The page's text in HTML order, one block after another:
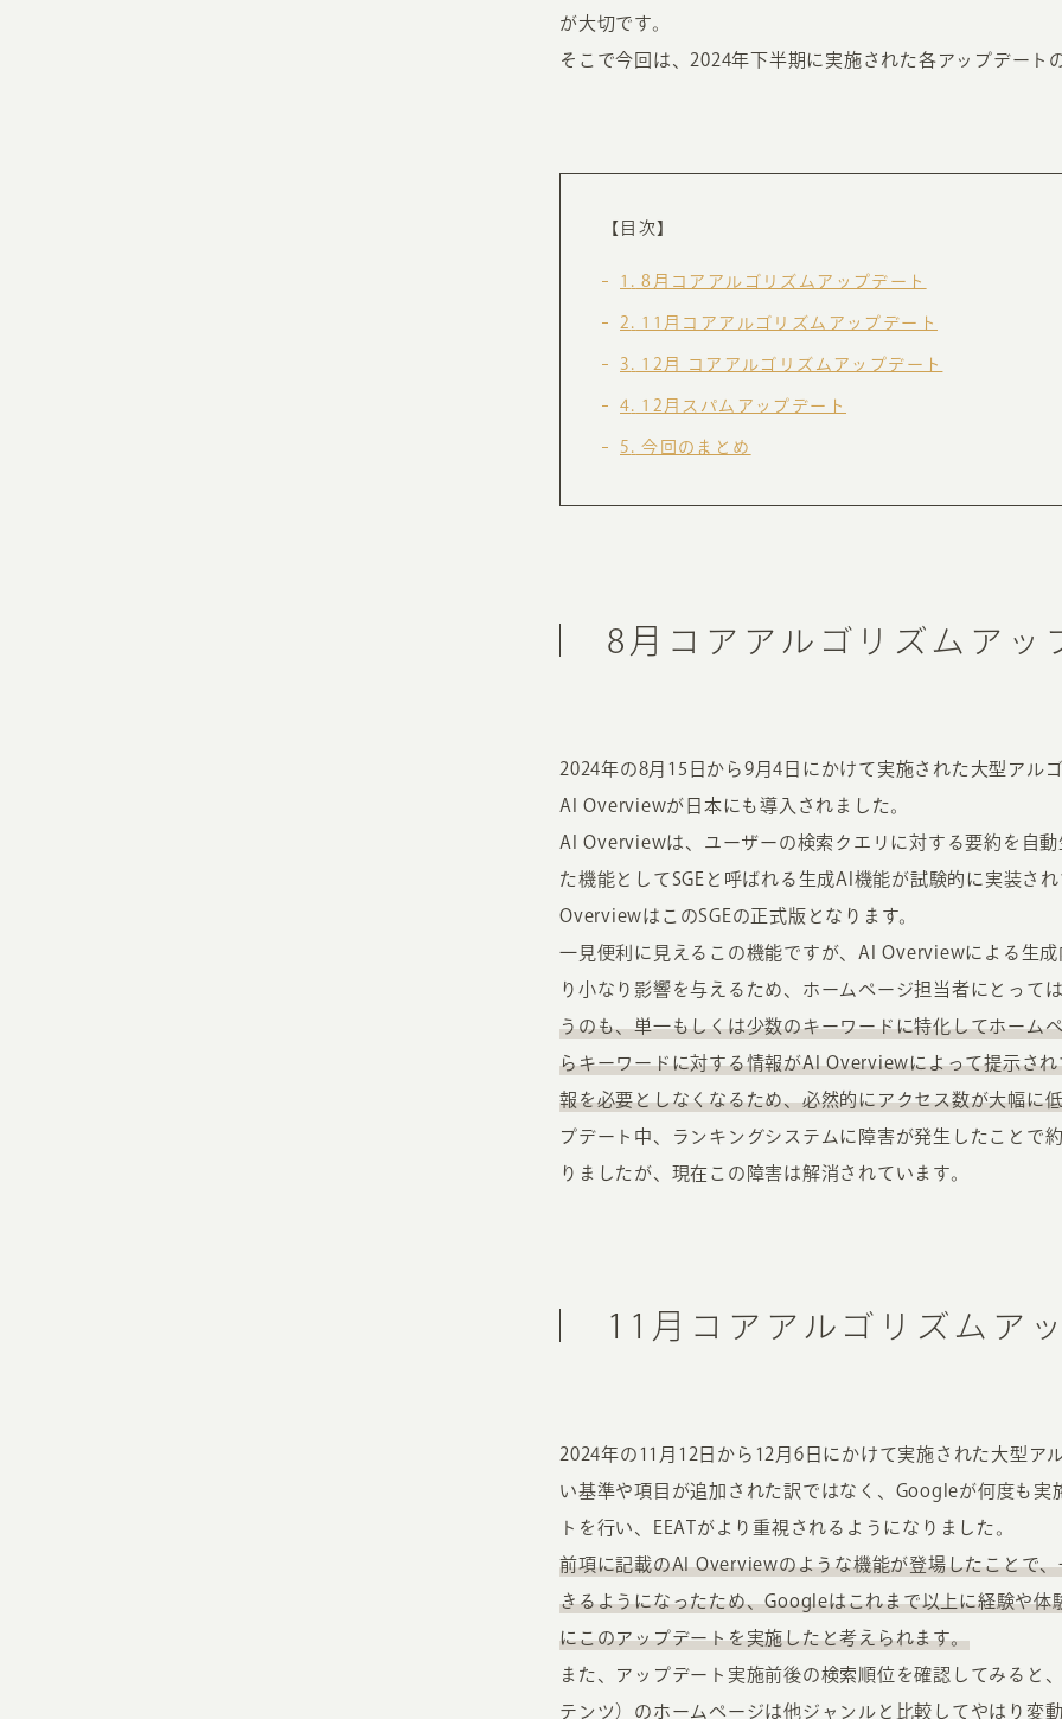
よくある質問
お客様の声
ABOUT
オンカについて
オフィス紹介・会社概要
ホームページ集客にかける想い
社会貢献活動
最
タ
が大切です。
そこで今回は、2024年下半期に実施された各アップデート
【目次】
1 8月コアアルゴリズムアップデート
2 11月コアアルゴリズムアップデート
3 12月 コアアルゴリズムアップデート
4 12月スパムアップデート
5 今回のまとめ
8月コアアルゴリズムアッ
2024年の8月15日から9月4日にかけて実施された大型アル
AI Overviewが日本にも導入されました。
AI Overviewは、ユーザーの検索クエリに対する要約を自
た機能としてSGEと呼ばれる生成AI機能が試験的に実装さ
OverviewはこのSGEの正式版となります。
一見便利に見えるこの機能ですが、AI Overviewによる生
り小なり影響を与えるため、ホームページ担当者にとって
うのも、単一もしくは少数のキーワードに特化してホーム
らキーワードに対する情報がAI Overviewによって提示さ
報を必要としなくなるため、必然的にアクセス数が大幅に
プデート中、ランキングシステムに障害が発生したことで
りましたが、現在この障害は解消されています。
11月コアアルゴリズムア
2024年の11月12日から12月6日にかけて実施された大型ア
い基準や項目が追加された訳ではなく、Googleが何度も実
トを行い、EEATがより重視されるようになりました。
前項に記載のAI Overviewのような機能が登場したことで
きるようになったため、Googleはこれまで以上に経験や体
にこのアップデートを実施したと考えられます。
また、アップデート実施前後の検索順位を確認してみると
テンツ）のホームページは他ジャンルと比較してやはり変